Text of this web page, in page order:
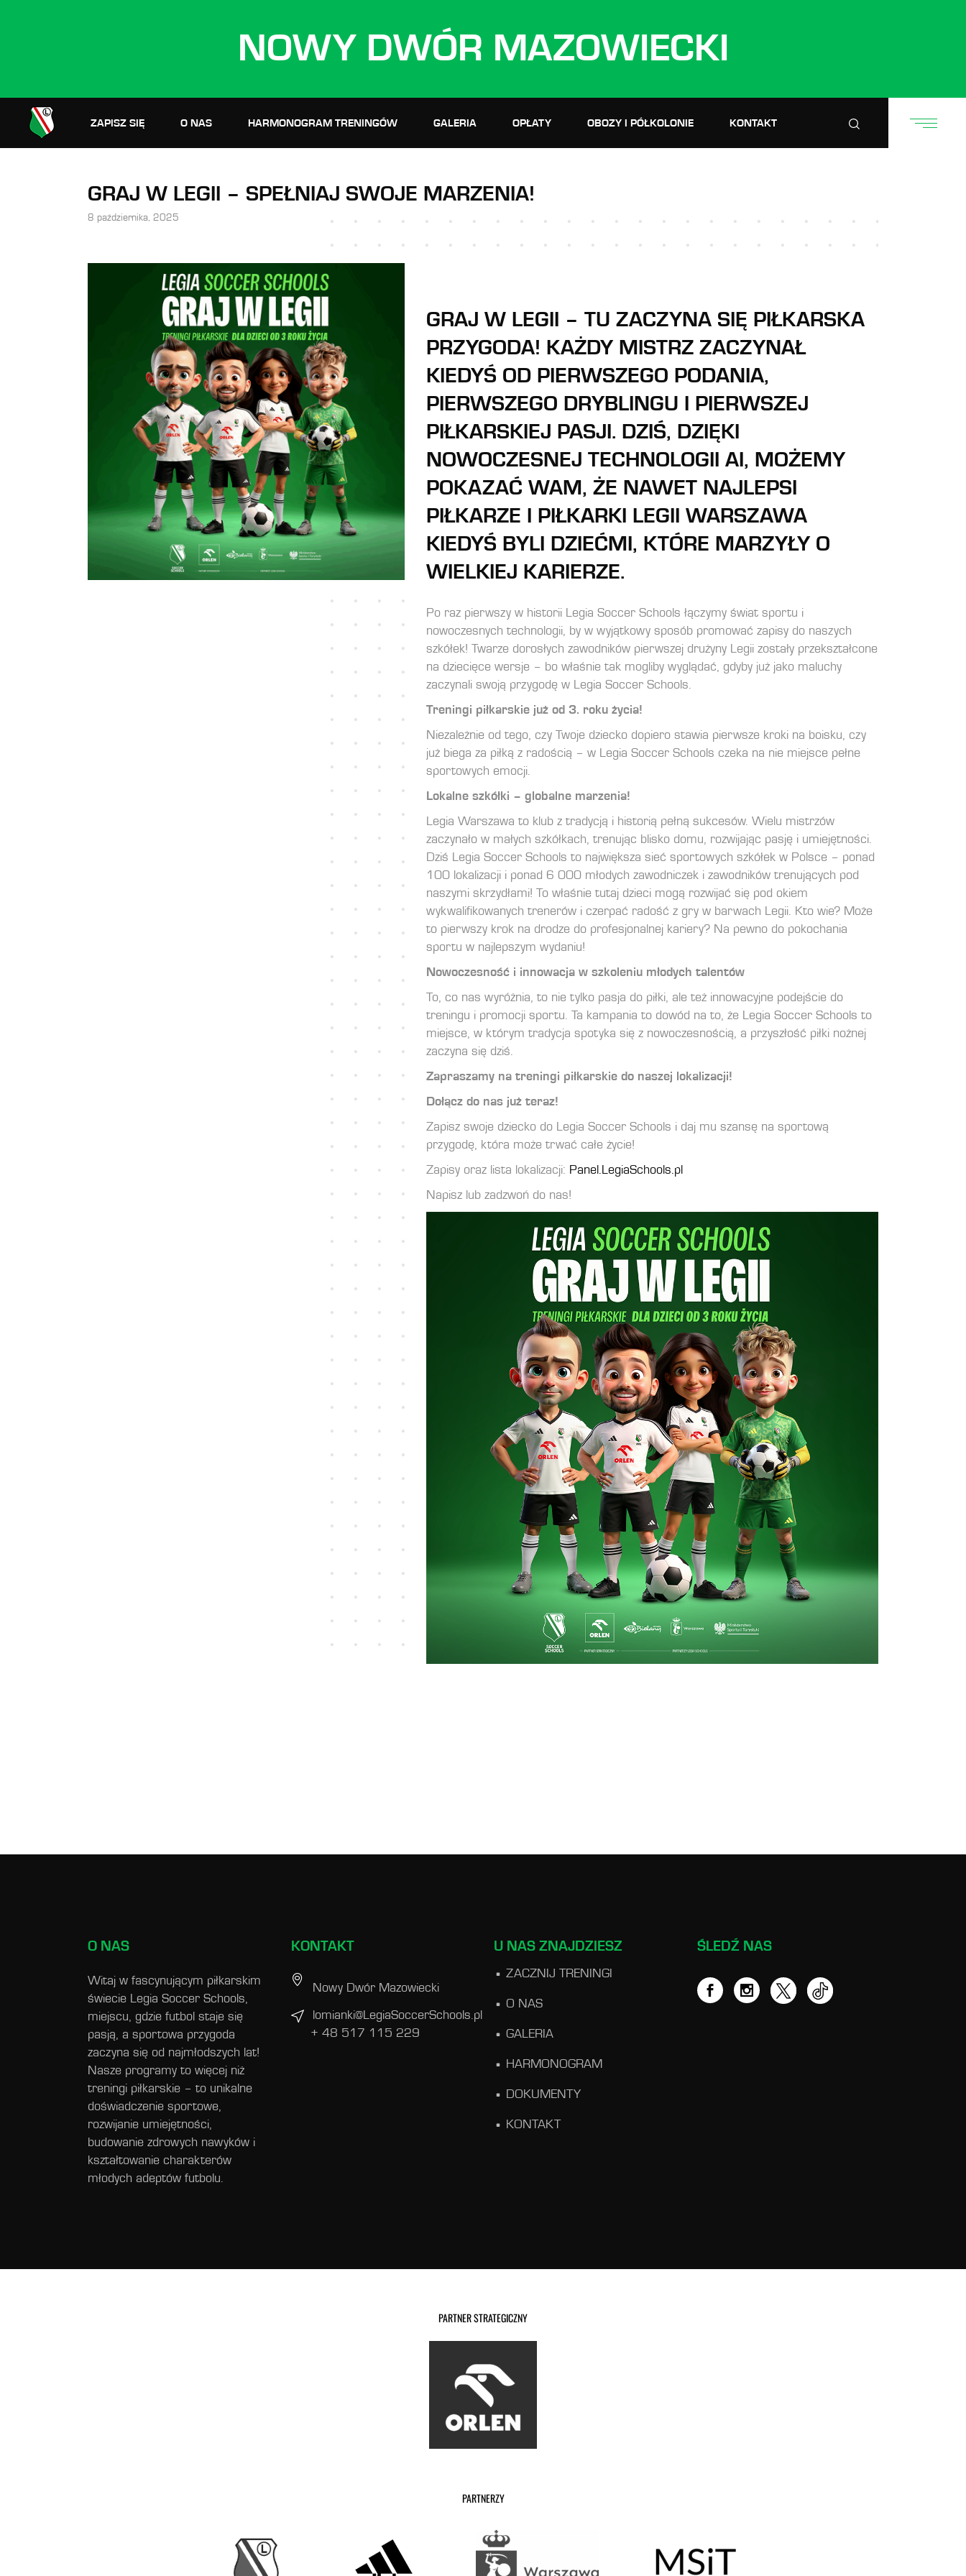
NOWY DWÓR MAZOWIECKI
ZAPISZ SIĘ O NAS HARMONOGRAM TRENINGÓW GALERIA OPŁATY OBOZY I PÓŁKOLONIE KONTAKT
GRAJ W LEGII – SPEŁNIAJ SWOJE MARZENIA!
8 października, 2025
GRAJ W LEGII – TU ZACZYNA SIĘ PIŁKARSKA
PRZYGODA! KAŻDY MISTRZ ZACZYNAŁ
KIEDYŚ OD PIERWSZEGO PODANIA,
PIERWSZEGO DRYBLINGU I PIERWSZEJ
PIŁKARSKIEJ PASJI. DZIŚ, DZIĘKI
NOWOCZESNEJ TECHNOLOGII AI, MOŻEMY
POKAZAĆ WAM, ŻE NAWET NAJLEPSI
PIŁKARZE I PIŁKARKI LEGII WARSZAWA
KIEDYŚ BYLI DZIEĆMI, KTÓRE MARZYŁY O
WIELKIEJ KARIERZE.
Po raz pierwszy w historii Legia Soccer Schools łączymy świat sportu i
nowoczesnych technologii, by w wyjątkowy sposób promować zapisy do naszych
szkółek! Twarze dorosłych zawodników pierwszej drużyny Legii zostały przekształcone
na dziecięce wersje – bo właśnie tak mogliby wyglądać, gdyby już jako maluchy
zaczynali swoją przygodę w Legia Soccer Schools.
Treningi piłkarskie już od 3. roku życia!
Niezależnie od tego, czy Twoje dziecko dopiero stawia pierwsze kroki na boisku, czy
już biega za piłką z radością – w Legia Soccer Schools czeka na nie miejsce pełne
sportowych emocji.
Lokalne szkółki – globalne marzenia!
Legia Warszawa to klub z tradycją i historią pełną sukcesów. Wielu mistrzów
zaczynało w małych szkółkach, trenując blisko domu, rozwijając pasję i umiejętności.
Dziś Legia Soccer Schools to największa sieć sportowych szkółek w Polsce – ponad
100 lokalizacji i ponad 6 000 młodych zawodniczek i zawodników trenujących pod
naszymi skrzydłami! To właśnie tutaj dzieci mogą rozwijać się pod okiem
wykwalifikowanych trenerów i czerpać radość z gry w barwach Legii. Kto wie? Może
to pierwszy krok na drodze do profesjonalnej kariery? Na pewno do pokochania
sportu w najlepszym wydaniu!
Nowoczesność i innowacja w szkoleniu młodych talentów
To, co nas wyróżnia, to nie tylko pasja do piłki, ale też innowacyjne podejście do
treningu i promocji sportu. Ta kampania to dowód na to, że Legia Soccer Schools to
miejsce, w którym tradycja spotyka się z nowoczesnością, a przyszłość piłki nożnej
zaczyna się dziś.
Zapraszamy na treningi piłkarskie do naszej lokalizacji!
Dołącz do nas już teraz!
Zapisz swoje dziecko do Legia Soccer Schools i daj mu szansę na sportową
przygodę, która może trwać całe życie!
Zapisy oraz lista lokalizacji: Panel.LegiaSchools.pl
Napisz lub zadzwoń do nas!
O NAS
Witaj w fascynującym piłkarskim
świecie Legia Soccer Schools,
miejscu, gdzie futbol staje się
pasją, a sportowa przygoda
zaczyna się od najmłodszych lat!
Nasze programy to więcej niż
treningi piłkarskie – to unikalne
doświadczenie sportowe,
rozwijanie umiejętności,
budowanie zdrowych nawyków i
kształtowanie charakterów
młodych adeptów futbolu.
KONTAKT
Nowy Dwór Mazowiecki
lomianki@LegiaSoccerSchools.pl
+ 48 517 115 229
U NAS ZNAJDZIESZ
ZACZNIJ TRENINGI
O NAS
GALERIA
HARMONOGRAM
DOKUMENTY
KONTAKT
ŚLEDŹ NAS
PARTNER STRATEGICZNY
PARTNERZY